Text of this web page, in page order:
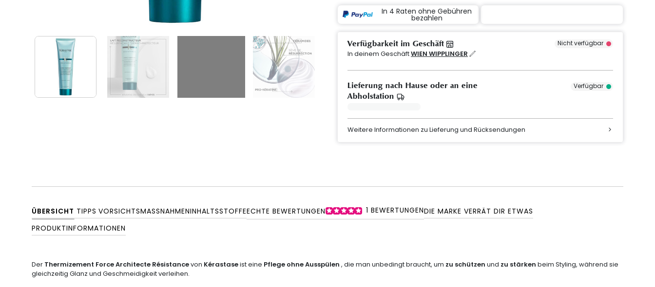
In 4 Raten ohne Gebühren
bezahlen
Verfügbarkeit im Geschäft Nicht verfügbar
In deinem GeschäftWIEN WIPPLINGER
Lieferung nach Hause oder an eine
Abholstation
Verfügbar
Weitere Informationen zu Lieferung und Rücksendungen
ÜBERSICHT TIPPS VORSICHTSMASSNAHMEN INHALTSSTOFFEECHTE BEWERTUNGEN 1 BEWERTUNGENDIE MARKE VERRÄT DIR ETWAS
PRODUKTINFORMATIONEN
Der Thermizement Force Architecte Résistancevon Kérastaseist eine Pflege ohne Ausspülen , die man unbedingt braucht, um zu schützen und zu stärken beim Styling, während sie
gleichzeitig Glanz und Geschmeidigkeit verleihen.